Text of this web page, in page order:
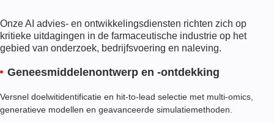
handmatige belasting terwijl wordt voldaan aan de normen van
FDA, EMA en GxP.
Onze AI advies- en ontwikkelingsdiensten richten zich op
kritieke uitdagingen in de farmaceutische industrie op het
gebied van onderzoek, bedrijfsvoering en naleving.
Geneesmiddelenontwerp en -ontdekking
Versnel doelwitidentificatie en hit-to-lead selectie met multi-omics,
generatieve modellen en geavanceerde simulatiemethoden.